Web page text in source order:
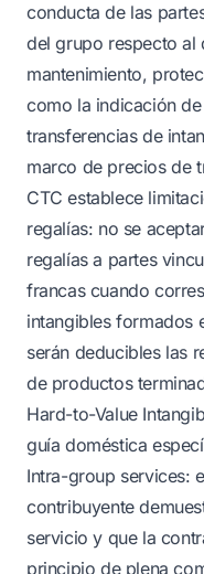
conducta de las
del grupo respecto al
mantenimiento,
como la indicación
transferencias de
marco de precios de
CTC establece
regalías: no se
regalías a partes
francas cuando
intangibles formados
serán deducibles las
de productos
Hard-to-Value
guía doméstica
Intra-group services:
contribuyente
servicio y que la
principio de plena